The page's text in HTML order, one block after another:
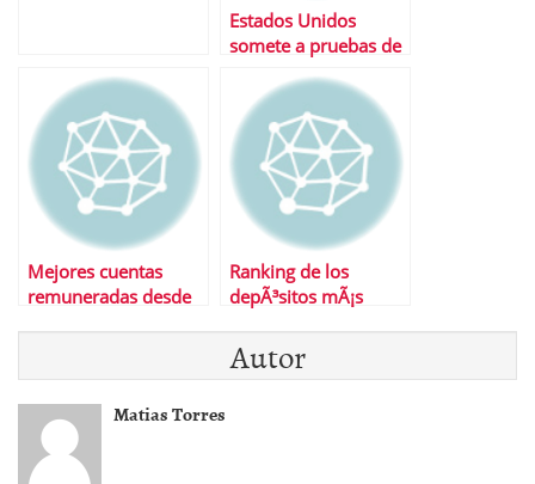
Estados Unidos
somete a pruebas de
Mejores cuentas
remuneradas desde
Ranking de los
depÃ³sitos mÃ¡s
de octubre.
Autor
Matias Torres